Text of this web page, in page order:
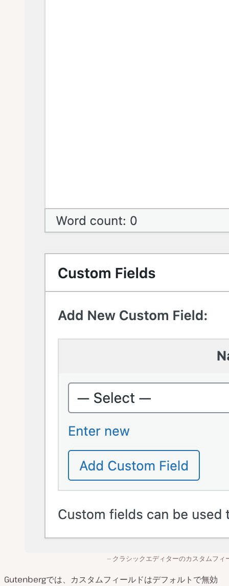
クラシックエディターのカスタムフィ
Gutenbergでは、カスタムフィールドはデフォルトで無効